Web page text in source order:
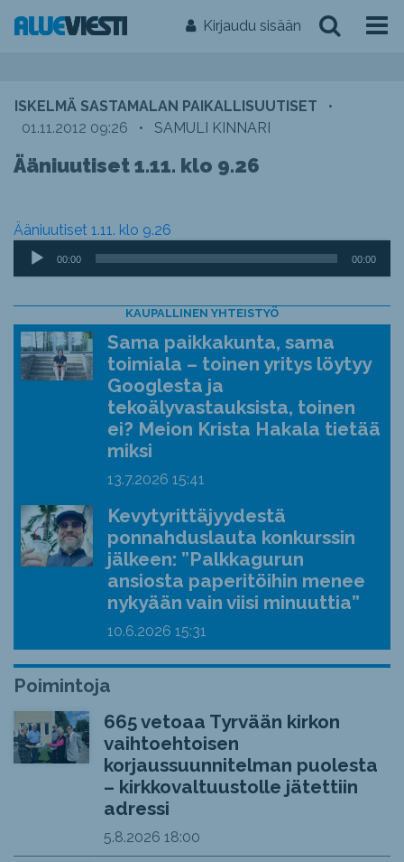
Kirjaudu sisään
ISKELMÄ SASTAMALAN PAIKALLISUUTISET
•
01.11.2012 09:26
• SAMULI KINNARI
Ääniuutiset 1.11. klo 9.26
Ääniuutiset 1.11. klo 9.26
Äänitoistin
00:00 00:00
KAUPALLINEN YHTEISTYÖ
Sama paikkakunta, sama
toimiala – toinen yritys löytyy
Googlesta ja
tekoälyvastauksista, toinen
ei? Meion Krista Hakala tietää
miksi
13.7.2026 15:41
Kevytyrittäjyydestä
ponnahduslauta konkurssin
jälkeen: ”Palkkagurun
ansiosta paperitöihin menee
nykyään vain viisi minuuttia”
10.6.2026 15:31
Poimintoja
665 vetoaa Tyrvään kirkon
vaihtoehtoisen
korjaussuunnitelman puolesta
– kirkkovaltuustolle jätettiin
adressi
5.8.2026 18:00